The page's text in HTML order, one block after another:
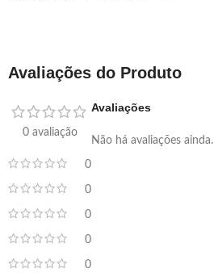
Avaliações do Produto
0 avaliação
0
0
0
0
0
Avaliações
Não há avaliações ainda.